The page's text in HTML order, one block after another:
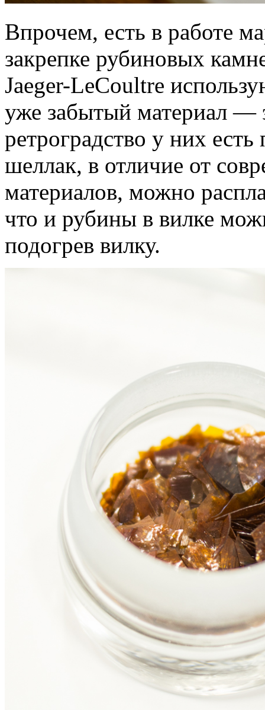
Впрочем, есть в работе
закрепке рубиновых
Jaeger-LeCoultre
уже забытый материал —
ретроградство у них
шеллак, в отличие от
материалов, можно
что и рубины в вилке
подогрев вилку.